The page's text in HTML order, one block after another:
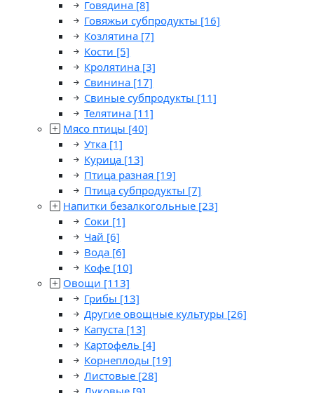
Говядина [8]
Говяжьи субпродукты [16]
Козлятина [7]
Кости [5]
Кролятина [3]
Свинина [17]
Свиные субпродукты [11]
Телятина [11]
Мясо птицы [40]
Утка [1]
Курица [13]
Птица разная [19]
Птица субпродукты [7]
Напитки безалкогольные [23]
Соки [1]
Чай [6]
Вода [6]
Кофе [10]
Овощи [113]
Грибы [13]
Другие овощные культуры [26]
Капуста [13]
Картофель [4]
Корнеплоды [19]
Листовые [28]